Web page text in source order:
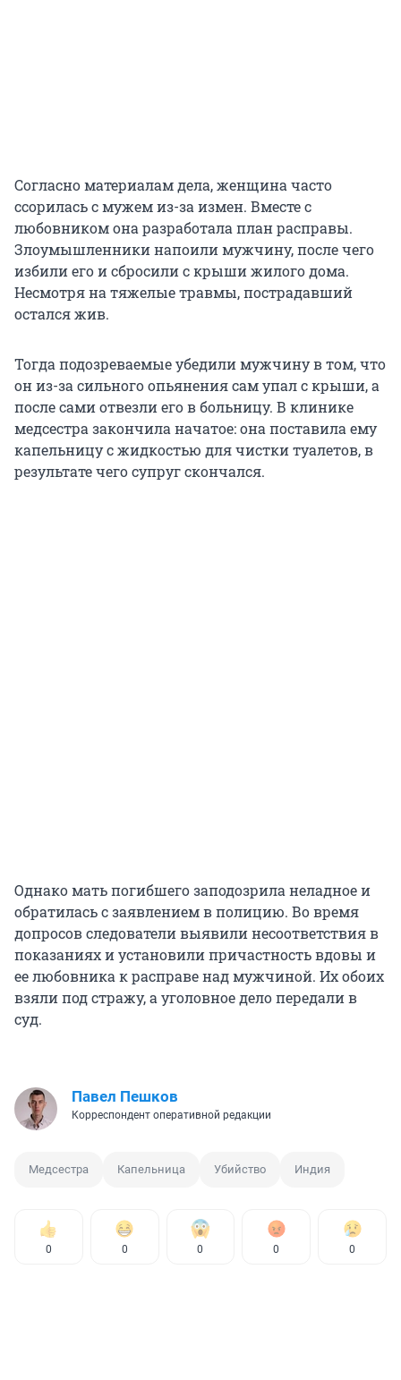
Согласно материалам дела, женщина часто
ссорилась с мужем из-за измен. Вместе с
любовником она разработала план расправы.
Злоумышленники напоили мужчину, после чего
избили его и сбросили с крыши жилого дома.
Несмотря на тяжелые травмы, пострадавший
остался жив.
Тогда подозреваемые убедили мужчину в том, что
он из-за сильного опьянения сам упал с крыши, а
после сами отвезли его в больницу. В клинике
медсестра закончила начатое: она поставила ему
капельницу с жидкостью для чистки туалетов, в
результате чего супруг скончался.
Однако мать погибшего заподозрила неладное и
обратилась с заявлением в полицию. Во время
допросов следователи выявили несоответствия в
показаниях и установили причастность вдовы и
ее любовника к расправе над мужчиной. Их обоих
взяли под стражу, а уголовное дело передали в
суд.
Павел Пешков
Корреспондент оперативной редакции
Медсестра Капельница Убийство Индия
0 0 0 0 0